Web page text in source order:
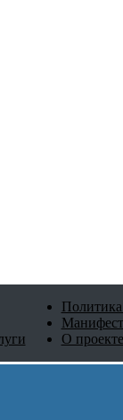
Манифест
О проекте